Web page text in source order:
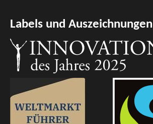
Labels und Auszeichnungen